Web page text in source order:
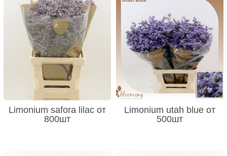
Limonium safora lilac от
800шт
Limonium utah blue от
500шт